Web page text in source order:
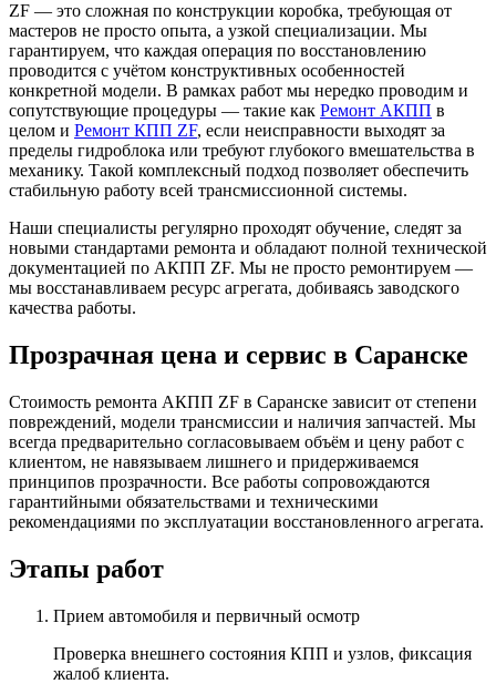
ZF — это сложная по конструкции коробка, требующая от
мастеров не просто опыта, а узкой специализации. Мы
гарантируем, что каждая операция по восстановлению
проводится с учётом конструктивных особенностей
конкретной модели. В рамках работ мы нередко проводим и
сопутствующие процедуры — такие как Ремонт АКПП в
целом и Ремонт КПП ZF, если неисправности выходят за
пределы гидроблока или требуют глубокого вмешательства в
механику. Такой комплексный подход позволяет обеспечить
стабильную работу всей трансмиссионной системы.
Наши специалисты регулярно проходят обучение, следят за
новыми стандартами ремонта и обладают полной технической
документацией по АКПП ZF. Мы не просто ремонтируем —
мы восстанавливаем ресурс агрегата, добиваясь заводского
качества работы.
Прозрачная цена и сервис в Саранске
Стоимость ремонта АКПП ZF в Саранске зависит от степени
повреждений, модели трансмиссии и наличия запчастей. Мы
всегда предварительно согласовываем объём и цену работ с
клиентом, не навязываем лишнего и придерживаемся
принципов прозрачности. Все работы сопровождаются
гарантийными обязательствами и техническими
рекомендациями по эксплуатации восстановленного агрегата.
Этапы работ
Прием автомобиля и первичный осмотр
Проверка внешнего состояния КПП и узлов, фиксация
жалоб клиента.